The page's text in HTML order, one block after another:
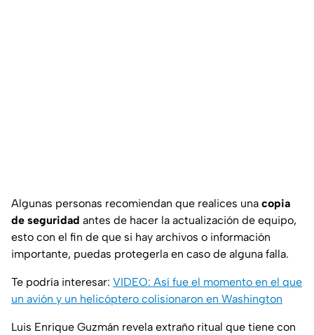
Algunas personas recomiendan que realices una copia
de seguridad antes de hacer la actualización de equipo,
esto con el fin de que si hay archivos o información
importante, puedas protegerla en caso de alguna falla.
Te podría interesar: VIDEO: Así fue el momento en el que
un avión y un helicóptero colisionaron en Washington
Luis Enrique Guzmán revela extraño ritual que tiene con